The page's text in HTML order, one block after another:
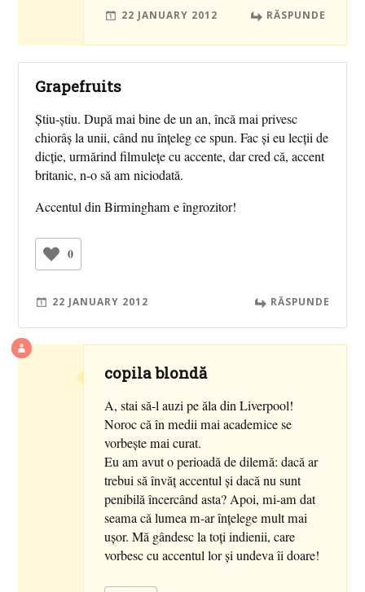
22 JANUARY 2012 RĂSPUNDE
Grapefruits
Ştiu-ştiu. După mai bine de un an, încă mai privesc
chiorâş la unii, când nu înţeleg ce spun. Fac şi eu lecţii de
dicţie, urmărind filmuleţe cu accente, dar cred că, accent
britanic, n-o să am niciodată.
Accentul din Birmingham e îngrozitor!
0
22 JANUARY 2012 RĂSPUNDE
copila blondă
A, stai să-l auzi pe ăla din Liverpool!
Noroc că în medii mai academice se
vorbeşte mai curat.
Eu am avut o perioadă de dilemă: dacă ar
trebui să învăţ accentul şi dacă nu sunt
penibilă încercând asta? Apoi, mi-am dat
seama că lumea m-ar înţelege mult mai
uşor. Mă gândesc la toţi indienii, care
vorbesc cu accentul lor şi undeva îi doare!